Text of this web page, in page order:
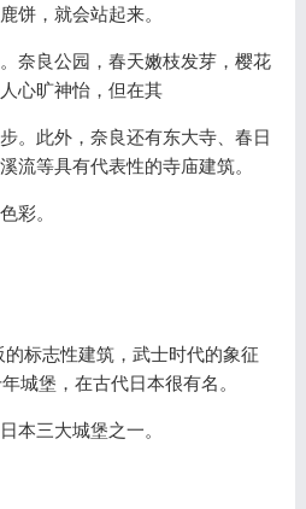
饼，就会站起来。
奈良公园，春天嫩枝发芽，樱花
心旷神怡，但在其
。此外，奈良还有东大寺、春日
流等具有代表性的寺庙建筑。
彩。
标志性建筑，武士时代的象征
城堡，在古代日本很有名。
本三大城堡之一。